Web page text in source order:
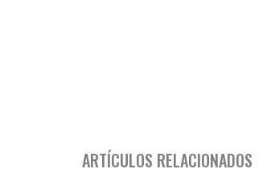
ARTÍCULOS RELACIONADOS